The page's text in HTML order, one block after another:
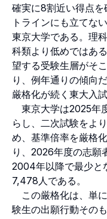
確実に8割近い得点
トラインにも立てな
東京大学である。理
科類より低めではあ
望する受験生層がそ
り、例年通りの傾向
厳格化が続く東大入試
東京大学は2025年
らし、二次試験をよ
め、基準倍率を厳格
り、2026年度の志願
2004年以降で最少と
7,478人である。
この厳格化は、単
験生の出願行動その